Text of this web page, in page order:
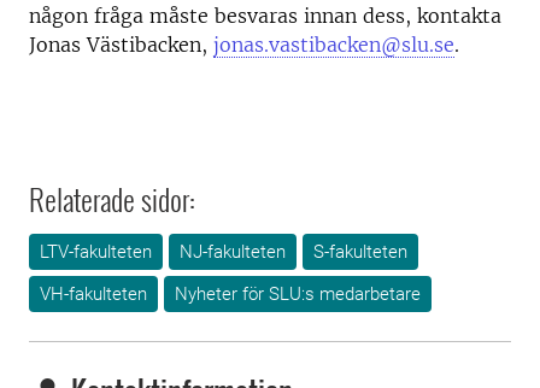
någon fråga måste besvaras innan dess, kontakta
Jonas Västibacken, jonas.vastibacken@slu.se.
Relaterade sidor:
LTV-fakulteten NJ-fakulteten
S-fakulteten
VH-fakulteten
Nyheter för SLU:s medarbetare